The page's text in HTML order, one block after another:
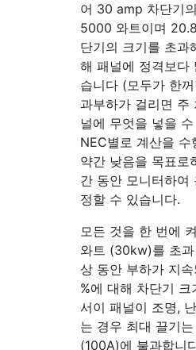
어 30 amp 차단기
5000 와트이며
단기의 크기를 초과
해 패널에 정격보다
습니다 (모두가 한
과부하가 걸리면 주
널에 무엇을 넣을
NEC별로 계산을
약간 낮음을 목표로
간 동안 모니터하여
정할 수 있습니다.
모든 것을 한 번에
와트 (30kw)를 초
상 동안 부하가 지
%에 대해 차단기
서이 패널이 조명,
는 경우 최대 끌기
(100A)에 불과합니